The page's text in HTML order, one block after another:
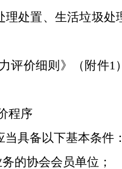
处置、生活垃圾处
评价细则》（附件1
程序
具备以下基本条件：
的协会会员单位；